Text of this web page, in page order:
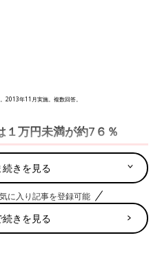
2013年11月実施。複数回答。
１万円未満が約7６％
？
43.8%）
31.7%）
12.1%）
2.2%）
続きを見る
に入り記事を登録可能
きを見る